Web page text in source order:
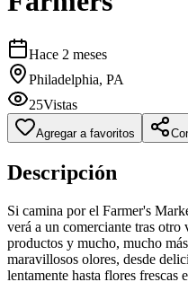
Hace 2 meses
Philadelphia, PA
25Vistas
Agregar a favoritos
Descripción
Si camina por el Farmer's
verá a un comerciante tras otro
productos y mucho, mucho
maravillosos olores, desde
lentamente hasta flores frescas